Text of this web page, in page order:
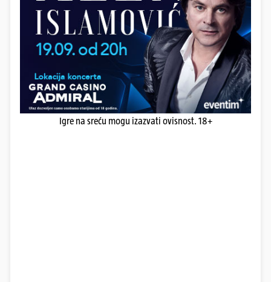
Igre na sreću mogu izazvati ovisnost. 18+